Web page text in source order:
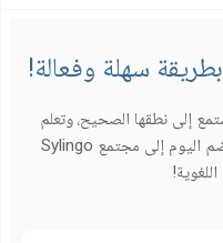
سهلة وفعالة!
إلى نطقها الصحيح، وتعلم
واختبر نفسك بطريقة ممتعة وفعّالة. انضم اليوم إلى مجتمع Sylingo